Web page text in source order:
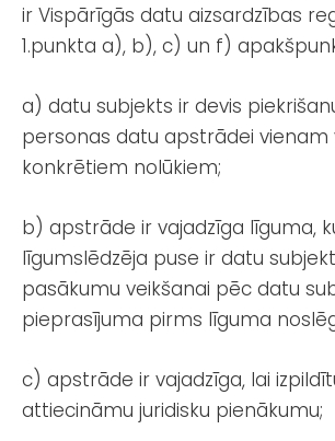
ir Vispārīgās datu aizsardzības
1.punkta a), b), c) un f)
a) datu subjekts ir devis
personas datu apstrādei vienam
konkrētiem nolūkiem;
b) apstrāde ir vajadzīga līguma,
līgumslēdzēja puse ir datu
pasākumu veikšanai pēc datu
pieprasījuma pirms līguma
c) apstrāde ir vajadzīga, lai
attiecināmu juridisku pienākumu;